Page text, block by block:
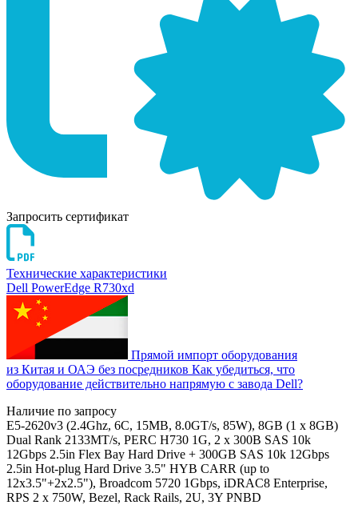
Запросить сертификат
Технические характеристики
Dell PowerEdge R730xd
Прямой импорт оборудования
из Китая и ОАЭ без посредников Как убедиться, что
оборудование действительно напрямую с завода Dell?
Наличие по запросу
E5-2620v3 (2.4Ghz, 6C, 15MB, 8.0GT/s, 85W), 8GB (1 x 8GB)
Dual Rank 2133MT/s, PERC H730 1G, 2 x 300B SAS 10k
12Gbps 2.5in Flex Bay Hard Drive + 300GB SAS 10k 12Gbps
2.5in Hot-plug Hard Drive 3.5" HYB CARR (up to
12x3.5"+2x2.5"), Broadcom 5720 1Gbps, iDRAC8 Enterprise,
RPS 2 x 750W, Bezel, Rack Rails, 2U, 3Y PNBD